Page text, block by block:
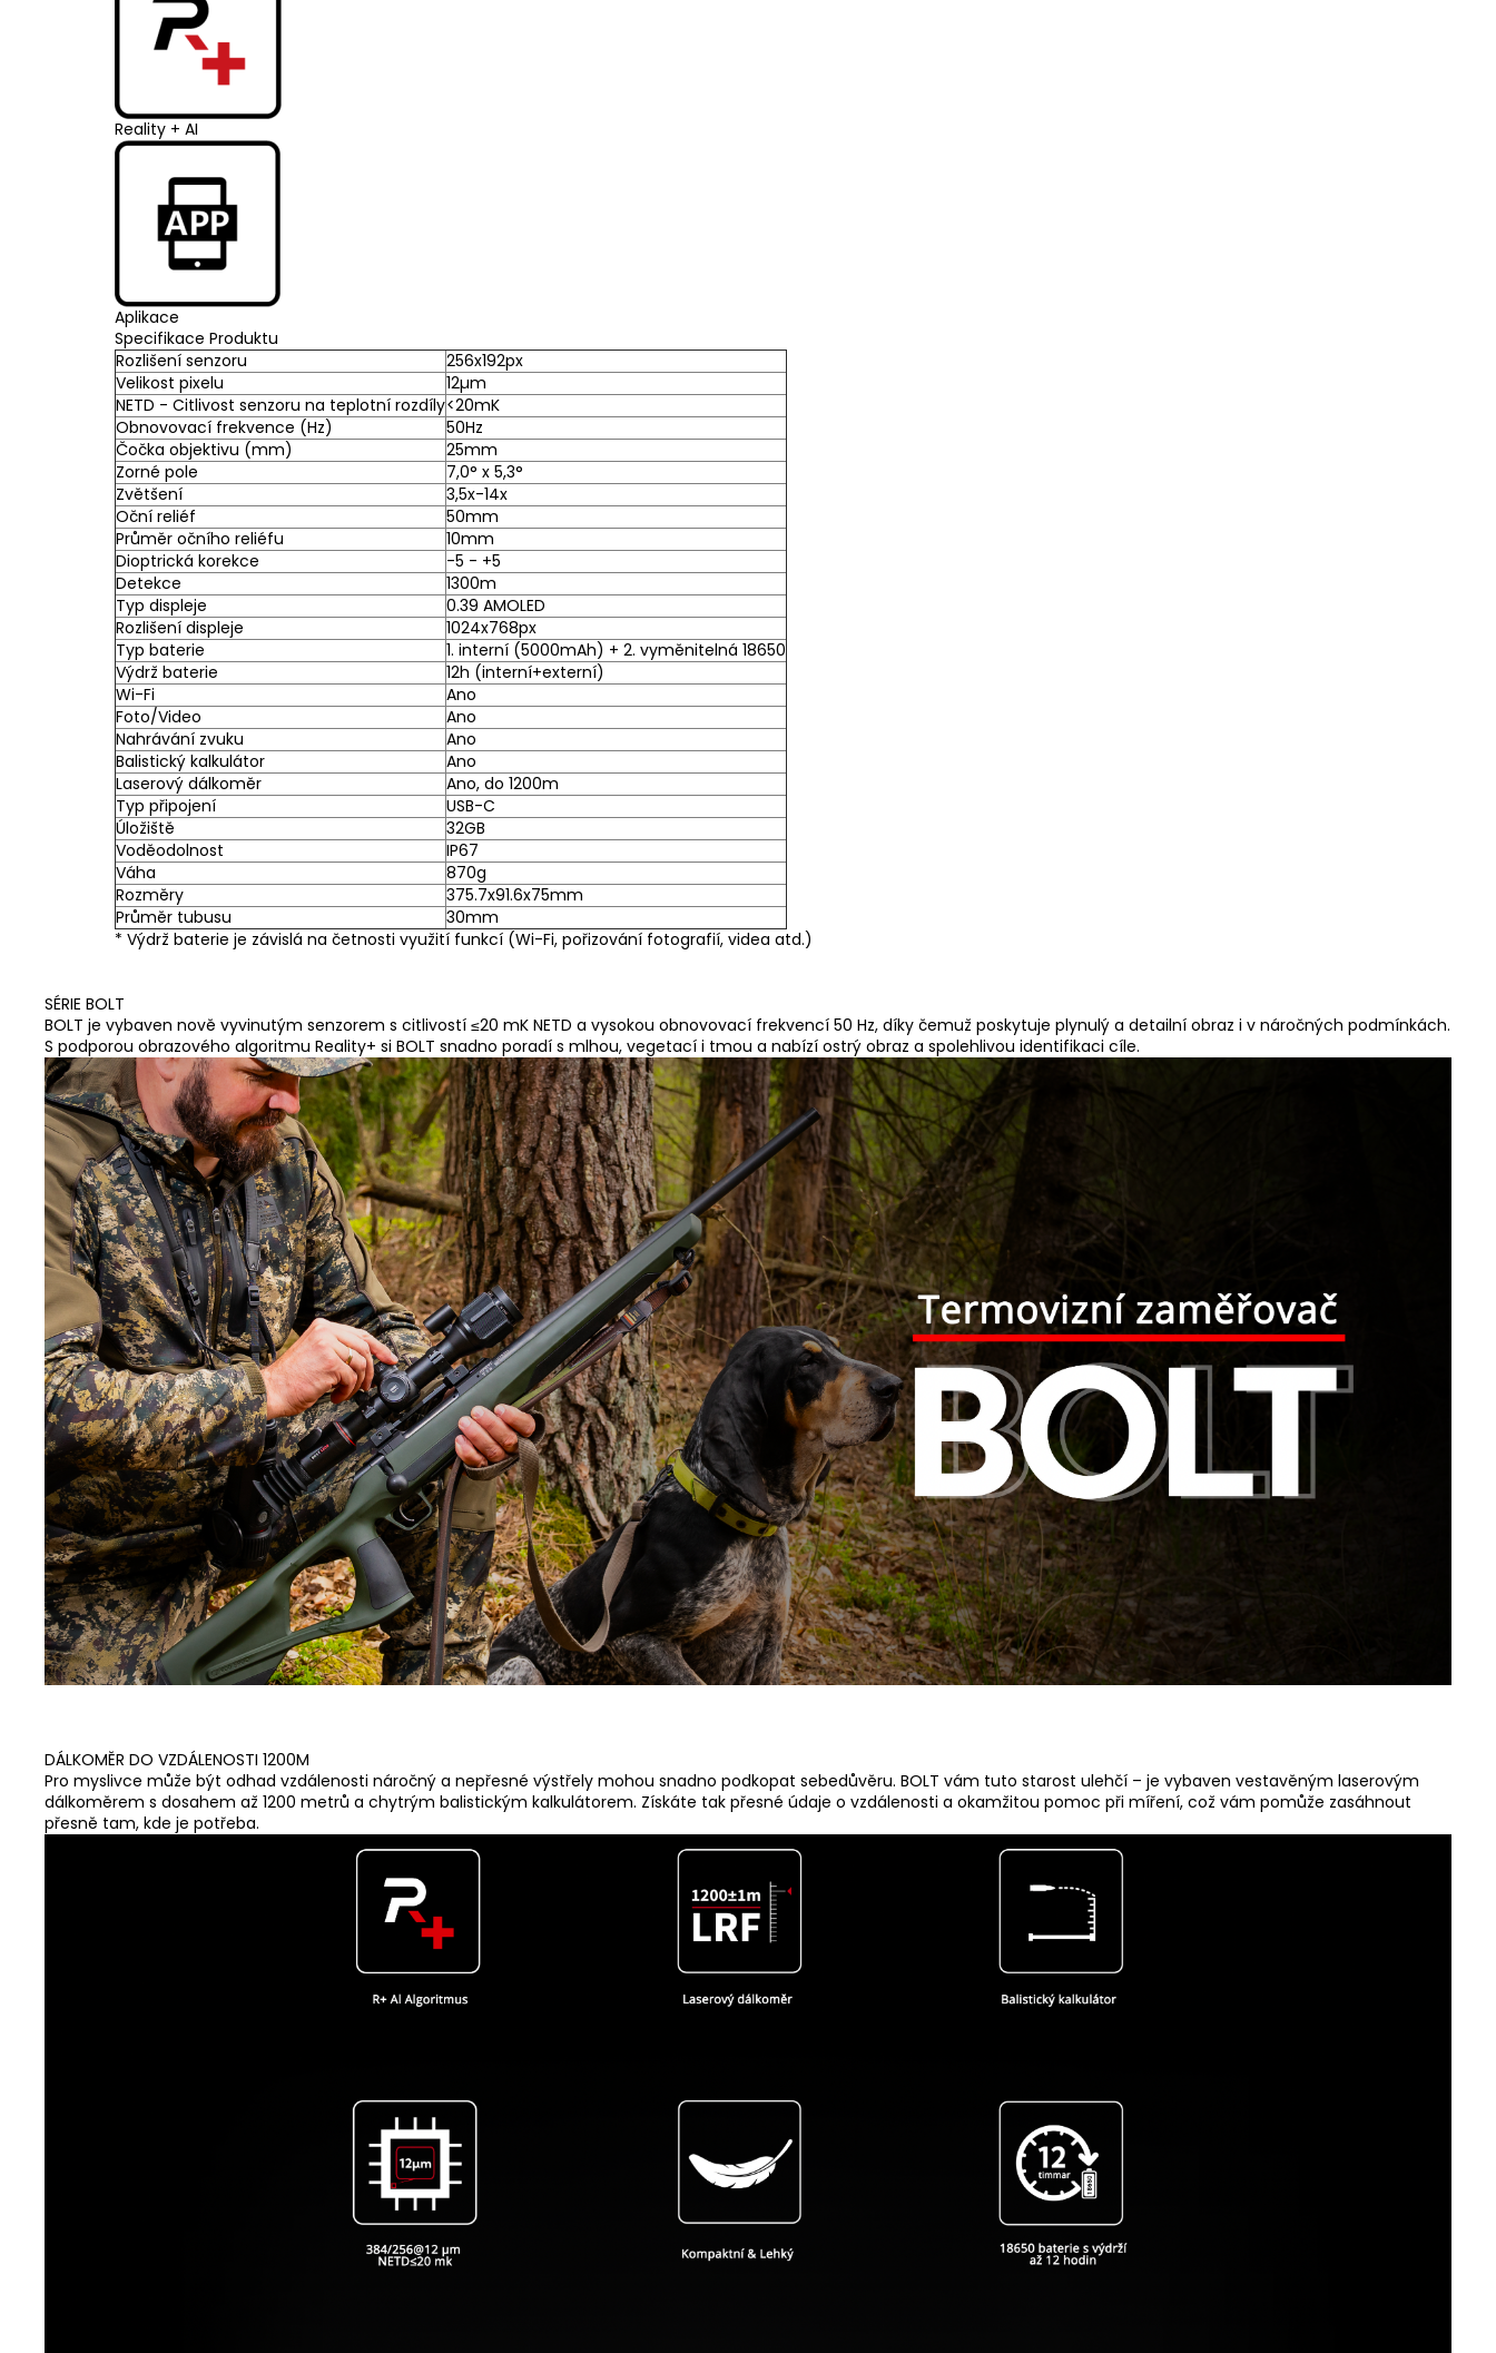
Reality + AI
Aplikace
Specifikace Produktu
Rozlišení senzoru
256x192px
Velikost pixelu
12µm
NETD - Citlivost senzoru na teplotní rozdíly<20mK
Obnovovací frekvence (Hz)
50Hz
Čočka objektivu (mm)
25mm
Zorné pole
7,0° x 5,3°
Zvětšení
3,5x-14x
Oční reliéf
50mm
Průměr očního reliéfu
10mm
Dioptrická korekce
-5 - +5
Detekce
1300m
Typ displeje
0.39 AMOLED
Rozlišení displeje
1024x768px
Typ baterie
1. interní (5000mAh) + 2. vyměnitelná 18650
Výdrž baterie
12h (interní+externí)
Wi-Fi
Ano
Foto/Video
Ano
Nahrávání zvuku
Ano
Balistický kalkulátor
Ano
Laserový dálkoměr
Ano, do 1200m
Typ připojení
USB-C
Úložiště
32GB
Voděodolnost
IP67
Váha
870g
Rozměry
375.7x91.6x75mm
Průměr tubusu
30mm
* Výdrž baterie je závislá na četnosti využití funkcí (Wi-Fi, pořizování fotografií, videa atd.)
SÉRIE BOLT
BOLT je vybaven nově vyvinutým senzorem s citlivostí ≤20 mK NETD a vysokou obnovovací frekvencí 50 Hz, díky čemuž poskytuje plynulý a detailní obraz i v náročných podmínkách.
S podporou obrazového algoritmu Reality+ si BOLT snadno poradí s mlhou, vegetací i tmou a nabízí ostrý obraz a spolehlivou identifikaci cíle.
DÁLKOMĚR DO VZDÁLENOSTI 1200M
Pro myslivce může být odhad vzdálenosti náročný a nepřesné výstřely mohou snadno podkopat sebedůvěru. BOLT vám tuto starost ulehčí – je vybaven vestavěným laserovým
dálkoměrem s dosahem až 1200 metrů a chytrým balistickým kalkulátorem. Získáte tak přesné údaje o vzdálenosti a okamžitou pomoc při míření, což vám pomůže zasáhnout
přesně tam, kde je potřeba.